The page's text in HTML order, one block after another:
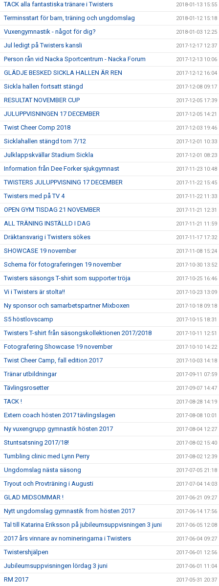
TACK alla fantastiska tränare i Twisters 2018-01-13 15:55
Terminsstart för barn, träning och ungdomslag 2018-01-12 15:18
Vuxengymnastik - något för dig? 2018-01-03 12:25
Jul ledigt på Twisters kansli 2017-12-17 12:37
Person rån vid Nacka Sportcentrum - Nacka Forum 2017-12-13 10:06
GLÄDJE BESKED SICKLA HALLEN ÄR REN 2017-12-12 16:04
Sickla hallen fortsatt stängd 2017-12-08 09:17
RESULTAT NOVEMBER CUP 2017-12-05 17:39
JULUPPVISNINGEN 17 DECEMBER 2017-12-05 14:21
Twist Cheer Comp 2018 2017-12-03 19:46
Sicklahallen stängd tom 7/12 2017-12-01 10:33
Julklappskvällar Stadium Sickla 2017-12-01 08:23
Information från Dee Forker sjukgymnast 2017-11-23 10:48
TWISTERS JULUPPVISNING 17 DECEMBER 2017-11-22 15:45
Twisters med på TV 4 2017-11-22 11:33
OPEN GYM TISDAG 21 NOVEMBER 2017-11-21 12:31
ALL TRÄNING INSTÄLLD I DAG 2017-11-21 11:59
Dräktansvarig i Twisters sökes 2017-11-17 17:32
SHOWCASE 19 november 2017-11-08 15:24
Schema för fotograferingen 19 november 2017-10-30 13:52
Twisters säsongs T-shirt som supporter tröja 2017-10-25 16:46
Vi i Twisters är stolta!! 2017-10-23 13:09
Ny sponsor och samarbetspartner Mixboxen 2017-10-18 09:18
S5 höstlovscamp 2017-10-15 18:31
Twisters T-shirt från säsongskollektionen 2017/2018 2017-10-11 12:51
Fotografering Showcase 19 november 2017-10-10 14:22
Twist Cheer Camp, fall edition 2017 2017-10-03 14:18
Tränar utbildningar 2017-09-11 07:59
Tävlingsrosetter 2017-09-07 14:47
TACK ! 2017-08-28 14:19
Extern coach hösten 2017 tävlingslagen 2017-08-08 10:01
Ny vuxengrupp gymnastik hösten 2017 2017-08-04 12:27
Stuntsatsning 2017/18! 2017-08-02 15:40
Tumbling clinic med Lynn Perry 2017-08-02 12:39
Ungdomslag nästa säsong 2017-07-05 21:18
Tryout och Provträning i Augusti 2017-07-04 14:03
GLAD MIDSOMMAR ! 2017-06-21 09:27
Nytt ungdomslag gymnastik from hösten 2017 2017-06-14 17:56
Tal till Katarina Eriksson på jubileumsuppvisningen 3 juni 2017-06-05 12:08
2017 års vinnare av nomineringarna i Twisters 2017-06-04 09:27
Twistershjälpen 2017-06-01 12:56
Jubileumsuppvisningen lördag 3 juni 2017-06-01 11:04
RM 2017 2017-05-31 20:37